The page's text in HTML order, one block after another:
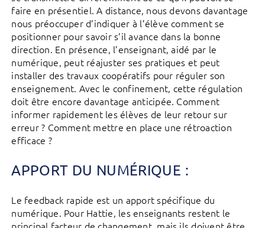
faire en présentiel. A distance, nous devons davantage
nous préoccuper d’indiquer à l’élève comment se
positionner pour savoir s’il avance dans la bonne
direction. En présence, l’enseignant, aidé par le
numérique, peut réajuster ses pratiques et peut
installer des travaux coopératifs pour réguler son
enseignement. Avec le confinement, cette régulation
doit être encore davantage anticipée. Comment
informer rapidement les élèves de leur retour sur
erreur ? Comment mettre en place une rétroaction
efficace ?
APPORT DU NUMÉRIQUE :
Le feedback rapide est un apport spécifique du
numérique. Pour Hattie, les enseignants restent le
principal facteur de changement, mais ils doivent être